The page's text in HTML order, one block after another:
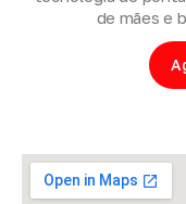
de mães e